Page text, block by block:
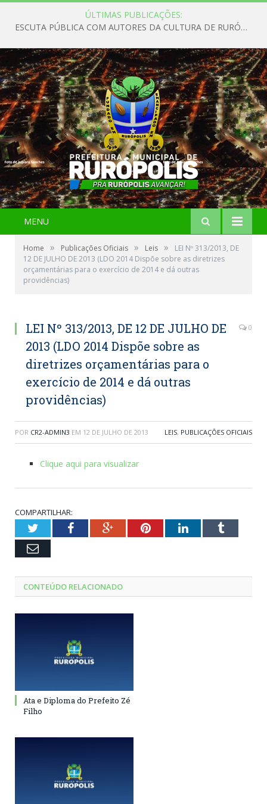
ÚLTIMAS PUBLICAÇÕES:
ESCUTA PÚBLICA COM AUTORES DA CULTURA DE RURÓPOLIS
MENU
Home » Publicações Oficiais » Leis »
LEI Nº 313/2013, DE
12 DE JULHO DE 2013 (LDO 2014 Dispõe sobre as diretrizes
orçamentárias para o exercício de 2014 e dá outras
providências)
LEI Nº 313/2013, DE 12 DE JULHO DE
2013 (LDO 2014 Dispõe sobre as
diretrizes orçamentárias para o
exercício de 2014 e dá outras
providências)
0
POR CR2-ADMIN3 EM 12 DE JULHO DE 2013 LEIS, PUBLICAÇÕES OFICIAIS
Clique aqui para visualizar
COMPARTILHAR:
TwitterFacebookGoogle+PinterestLinkedInTumblr
Email
CONTEÚDO RELACIONADO
Ata e Diploma do Prefeito Zé
Filho